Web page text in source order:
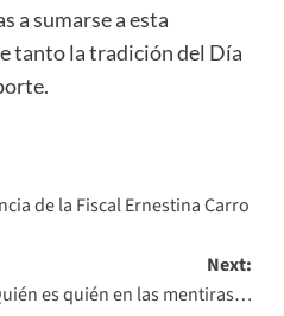
a sumarse a esta
tanto la tradición del Día
de la Fiscal Ernestina Carro
Next:
es quién en las mentiras…